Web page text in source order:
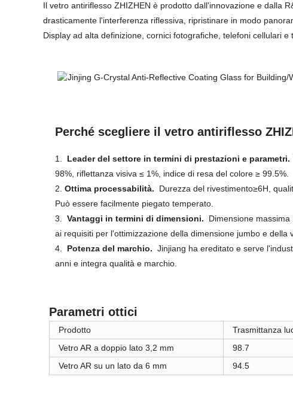
Il vetro antiriflesso ZHIZHEN è prodotto dall'innovazione e dalla
drasticamente l'interferenza riflessiva, ripristinare in modo
Display ad alta definizione, cornici fotografiche, telefoni cellulari
Perché scegliere il vetro antiriflesso
1. Leader del settore in termini di prestazioni e parametri.
98%, riflettanza visiva ≤ 1%, indice di resa del colore ≥ 99.5%.
2. Ottima processabilità.
Durezza del rivestimento≥6H,
Può essere facilmente piegato temperato.
3.
Vantaggi in termini di dimensioni.
Dimensione
ai requisiti per l'ottimizzazione della dimensione jumbo e della
4.
Potenza del marchio. Jinjiang ha ereditato e serve
anni e integra qualità e marchio.
Parametri ottici
Prodotto Trasmittanza
Vetro AR a doppio lato 3,2 mm
98.7
Vetro AR su un lato da 6 mm
94.5